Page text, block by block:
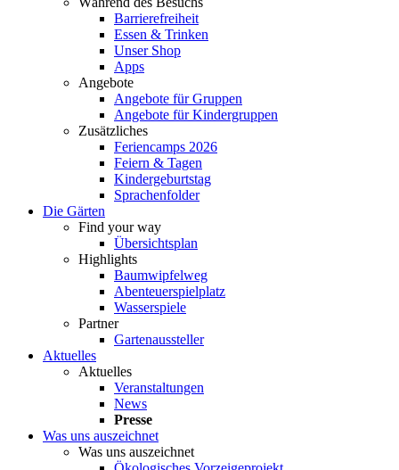
Barrierefreiheit
Essen & Trinken
Unser Shop
Apps
Angebote
Angebote für Gruppen
Angebote für Kindergruppen
Zusätzliches
Feriencamps 2026
Feiern & Tagen
Kindergeburtstag
Sprachenfolder
Die Gärten
Find your way
Übersichtsplan
Highlights
Baumwipfelweg
Abenteuerspielplatz
Wasserspiele
Partner
Gartenaussteller
Aktuelles
Aktuelles
Veranstaltungen
News
Presse
Was uns auszeichnet
Was uns auszeichnet